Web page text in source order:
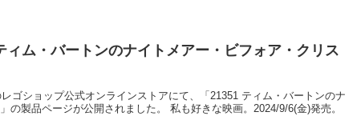
ィム・バートンのナイトメアー・ビフォア・クリス
ゴショップ公式オンラインストアにて、「21351 ティム・バートンのナ
の製品ページが公開されました。 私も好きな映画。2024/9/6(金)発売。